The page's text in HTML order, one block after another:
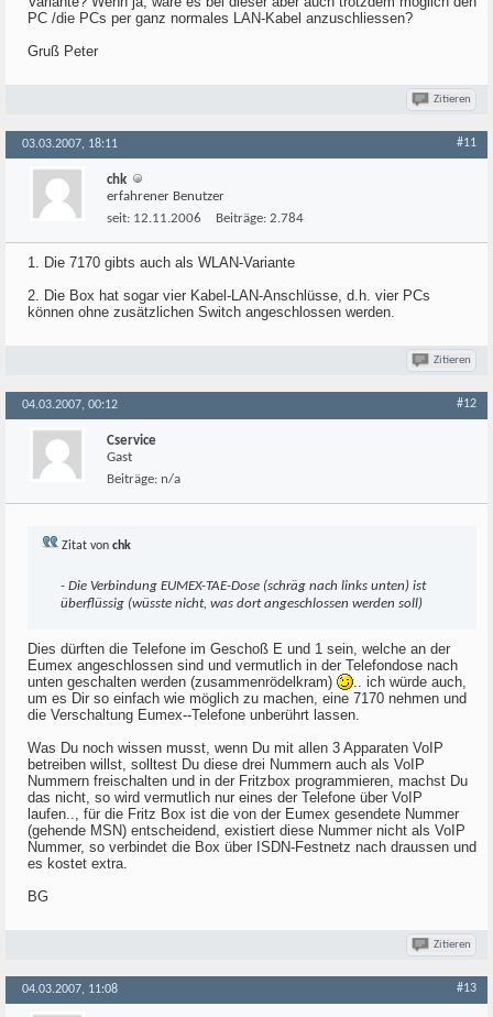
PC /die PCs per ganz normales LAN-Kabel anzuschliessen?
Gruß Peter
Zitieren
03.03.2007, 18:11 #11
chk
erfahrener Benutzer
seit: 12.11.2006 Beiträge: 2.784
1. Die 7170 gibts auch als WLAN-Variante
2. Die Box hat sogar vier Kabel-LAN-Anschlüsse, d.h. vier PCs
können ohne zusätzlichen Switch angeschlossen werden.
Zitieren
04.03.2007, 00:12 #12
Cservice
Gast
Beiträge: n/a
Zitat von chk
- Die Verbindung EUMEX-TAE-Dose (schräg nach links unten) ist
überflüssig (wüsste nicht, was dort angeschlossen werden soll)
Dies dürften die Telefone im Geschoß E und 1 sein, welche an der
Eumex angeschlossen sind und vermutlich in der Telefondose nach
unten geschalten werden (zusammenrödelkram)
.. ich würde auch,
um es Dir so einfach wie möglich zu machen, eine 7170 nehmen und
die Verschaltung Eumex--Telefone unberührt lassen.
Was Du noch wissen musst, wenn Du mit allen 3 Apparaten VoIP
betreiben willst, solltest Du diese drei Nummern auch als VoIP
Nummern freischalten und in der Fritzbox programmieren, machst Du
das nicht, so wird vermutlich nur eines der Telefone über VoIP
laufen.., für die Fritz Box ist die von der Eumex gesendete Nummer
(gehende MSN) entscheidend, existiert diese Nummer nicht als VoIP
Nummer, so verbindet die Box über ISDN-Festnetz nach draussen und
es kostet extra.
BG
Zitieren
04.03.2007, 11:08 #13